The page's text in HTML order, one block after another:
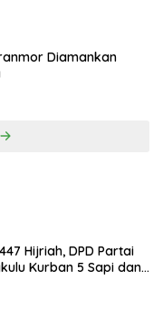
Diamankan
Hijriah, DPD Partai
Kurban 5 Sapi dan 1